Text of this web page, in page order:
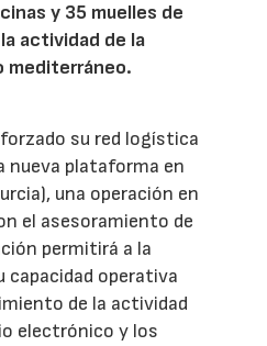
y 35 muelles de
actividad de la
mediterráneo.
su red logística
nueva plataforma en
una operación en
el asesoramiento de
permitirá a la
capacidad operativa
de la actividad
electrónico y los